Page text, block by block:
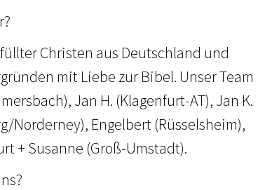
Christen aus Deutschland und
mit Liebe zur Bibel. Unser Team
Jan H. (Klagenfurt-AT), Jan K.
Norderney), Engelbert (Rüsselsheim),
+ Susanne (Groß-Umstadt).